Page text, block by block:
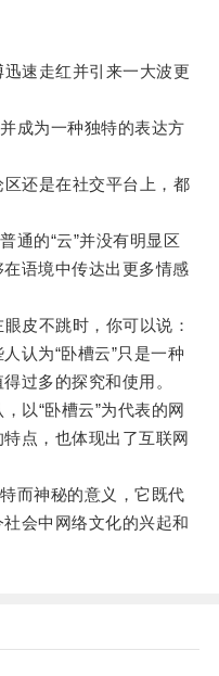
速走红并引来一大波更
成为一种独特的表达方
还是在社交平台上，都
的“云”并没有明显区
语境中传达出更多情感
皮不跳时，你可以说：
认为“卧槽云”只是一种
过多的探究和使用。
“卧槽云”为代表的网
点，也体现出了互联网
而神秘的意义，它既代
会中网络文化的兴起和